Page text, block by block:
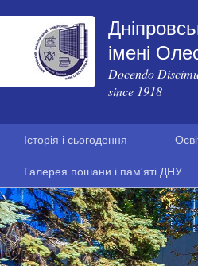
імені
Docendo
since 1918
Історія і сьогодення
Галерея пошани і пам'яті ДНУ